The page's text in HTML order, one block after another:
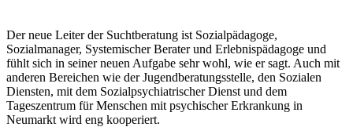
Der neue Leiter der Suchtberatung ist Sozialpädagoge,
Sozialmanager, Systemischer Berater und Erlebnispädagoge und
fühlt sich in seiner neuen Aufgabe sehr wohl, wie er sagt. Auch mit
anderen Bereichen wie der Jugendberatungsstelle, den Sozialen
Diensten, mit dem Sozialpsychiatrischer Dienst und dem
Tageszentrum für Menschen mit psychischer Erkrankung in
Neumarkt wird eng kooperiert.